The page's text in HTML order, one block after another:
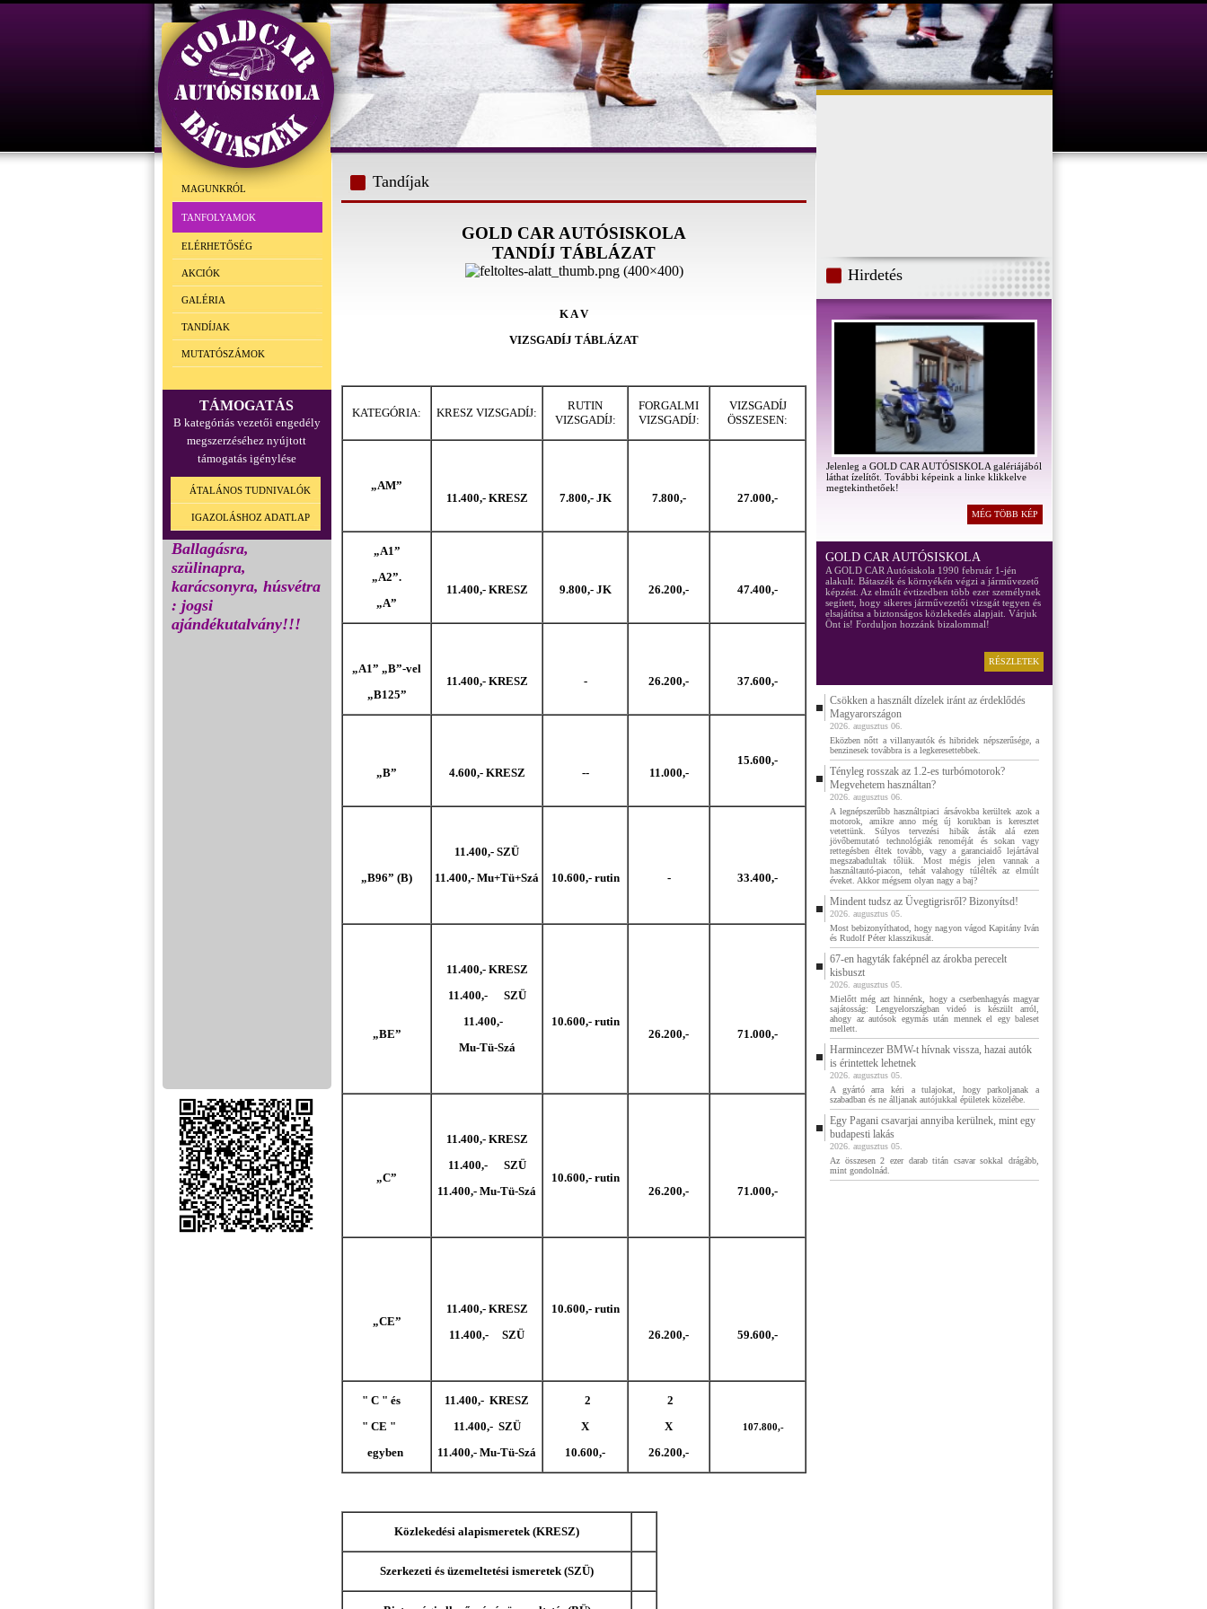
MAGUNKRÓL
TANFOLYAMOK
ELÉRHETŐSÉG
AKCIÓK
GALÉRIA
TANDÍJAK
MUTATÓSZÁMOK
TÁMOGATÁS
B kategóriás vezetői engedély
megszerzéséhez nyújtott
támogatás igénylése
ÁTALÁNOS TUDNIVALÓK
IGAZOLÁSHOZ ADATLAP
Ballagásra,
szülinapra,
karácsonyra, húsvétra
: jogsi
ajándékutalvány!!!
Tandíjak
GOLD CAR AUTÓSISKOLA
TANDÍJ TÁBLÁZAT
K A V
VIZSGADÍJ TÁBLÁZAT
KATEGÓRIA: KRESZ VIZSGADÍJ:
RUTIN
VIZSGADÍJ:
FORGALMI
VIZSGADÍJ:
VIZSGADÍJ
ÖSSZESEN:
„AM”
11.400,- KRESZ
7.800,- JK 7.800,- 27.000,-
„A1”
„A2”.
„A”
11.400,- KRESZ 9.800,- JK 26.200,- 47.400,-
„A1” „B”-vel
„B125”
11.400,- KRESZ - 26.200,- 37.600,-
„B” 4.600,- KRESZ -- 11.000,-
15.600,-
„B96” (B)
11.400,- SZÜ
11.400,- Mu+Tü+Szá
10.600,- rutin - 33.400,-
„BE”
11.400,- KRESZ
11.400,- SZÜ
11.400,-
Mu-Tü-Szá
10.600,- rutin
26.200,-
71.000,-
„C”
11.400,- KRESZ
11.400,- SZÜ
11.400,- Mu-Tü-Szá
10.600,- rutin
26.200,-
71.000,-
„CE”
11.400,- KRESZ
11.400,- SZÜ
10.600,- rutin
26.200,-
59.600,-
" C " és
" CE "
egyben
11.400,- KRESZ
11.400,- SZÜ
11.400,- Mu-Tü-Szá
2
X
10.600,-
2
X
26.200,-
107.800,-
Közlekedési alapismeretek (KRESZ)
Szerkezeti és üzemeltetési ismeretek (SZÜ)
Hirdetés
Jelenleg a GOLD CAR AUTÓSISKOLA galériájából
láthat ízelítőt. További képeink a linke klikkelve
megtekinthetőek!
MÉG TÖBB KÉP
GOLD CAR AUTÓSISKOLA
A GOLD CAR Autósiskola 1990 február 1-jén
alakult. Bátaszék és környékén végzi a járművezető
képzést. Az elmúlt évtizedben több ezer személynek
segített, hogy sikeres járművezetői vizsgát tegyen és
elsajátítsa a biztonságos közlekedés alapjait. Várjuk
Önt is! Forduljon hozzánk bizalommal!
RÉSZLETEK
Csökken a használt dízelek iránt az érdeklődés
Magyarországon
2026. augusztus 06.
Eközben nőtt a villanyautók és hibridek népszerűsége, a
benzinesek továbbra is a legkeresettebbek.
Tényleg rosszak az 1.2-es turbómotorok?
Megvehetem használtan?
2026. augusztus 06.
A legnépszerűbb használtpiaci ársávokba kerültek azok a
motorok, amikre anno még új korukban is keresztet
vetettünk. Súlyos tervezési hibák ásták alá ezen
jövőbemutató technológiák renoméját és sokan vagy
rettegésben éltek tovább, vagy a garanciaidő lejártával
megszabadultak tőlük. Most mégis jelen vannak a
használtautó-piacon, tehát valahogy túlélték az elmúlt
éveket. Akkor mégsem olyan nagy a baj?
Mindent tudsz az Üvegtigrisről? Bizonyítsd!
2026. augusztus 05.
Most bebizonyíthatod, hogy nagyon vágod Kapitány Iván
és Rudolf Péter klasszikusát.
67-en hagyták faképnél az árokba perecelt
kisbuszt
2026. augusztus 05.
Mielőtt még azt hinnénk, hogy a cserbenhagyás magyar
sajátosság: Lengyelországban videó is készült arról,
ahogy az autósok egymás után mennek el egy baleset
mellett.
Harmincezer BMW-t hívnak vissza, hazai autók
is érintettek lehetnek
2026. augusztus 05.
A gyártó arra kéri a tulajokat, hogy parkoljanak a
szabadban és ne álljanak autójukkal épületek közelébe.
Egy Pagani csavarjai annyiba kerülnek, mint egy
budapesti lakás
2026. augusztus 05.
Az összesen 2 ezer darab titán csavar sokkal drágább,
mint gondolnád.